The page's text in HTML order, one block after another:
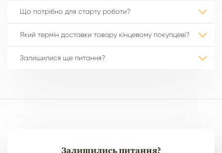
Що потрібно для старту роботи?
Який термін доставки товару кінцевому покупцеві?
Залишилися ще питання?
Залишились питання?